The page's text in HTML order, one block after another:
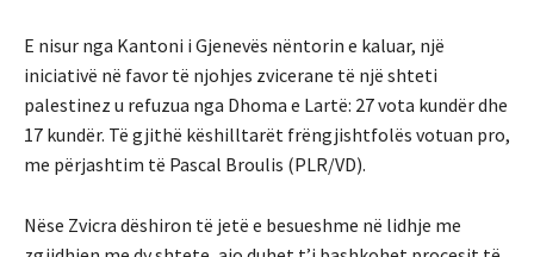
E nisur nga Kantoni i Gjenevës nëntorin e kaluar, një
iniciativë në favor të njohjes zvicerane të një shteti
palestinez u refuzua nga Dhoma e Lartë: 27 vota kundër dhe
17 kundër. Të gjithë këshilltarët frëngjishtfolës votuan pro,
me përjashtim të Pascal Broulis (PLR/VD).
Nëse Zvicra dëshiron të jetë e besueshme në lidhje me